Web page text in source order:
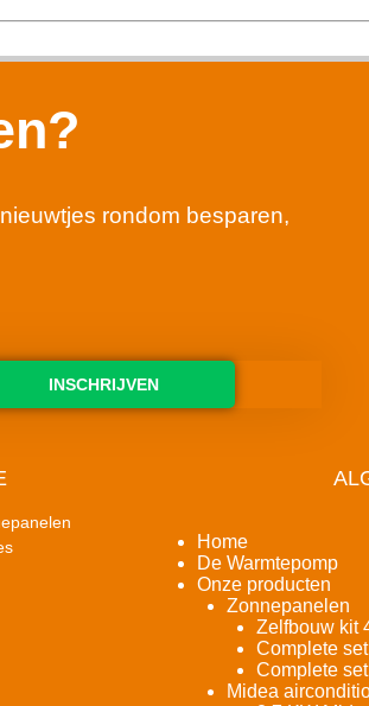
rondom besparen,
INSCHRIJVEN
Home
De Warmtepomp
Onze producten
Zonnepanelen
Zelfbouw kit
Complete
Complete
Midea